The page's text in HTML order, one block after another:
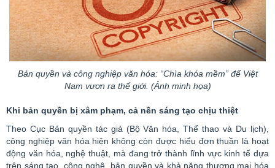
Bản quyền và công nghiệp văn hóa: “Chìakhóa mềm”để Việt
Nam vươn ra thế giới. (Ảnh minh họa)
Khi bản quyền bị xâm phạm, cả nền sáng tạo chịu thiệt
Theo Cục Bản quyền tác giả (Bộ Văn hóa, Thể thao và Du lịch),
công nghiệp văn hóa hiện không còn được hiểu đơn thuần là hoạt
động văn hóa, nghệ thuật, mà đang trở thành lĩnh vực kinh tế dựa
trên sáng tạo, công nghệ, bản quyền và khả năng thương mại hóa